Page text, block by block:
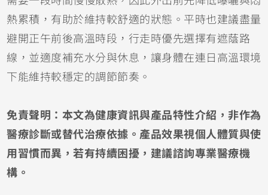
熱累積，有助於維持較舒適的狀態。平時也建議盡量
避開正午前後高溫時段，行走時優先選擇有遮蔭路
線，並適度補充水分與休息，讓身體在連日高溫環境
下能維持較穩定的調節節奏。
免責聲明：本文為健康資訊與產品特性介紹，非作為
醫療診斷或替代治療依據。產品效果視個人體質與使
用習慣而異，若有持續困擾，建議諮詢專業醫療機
構。